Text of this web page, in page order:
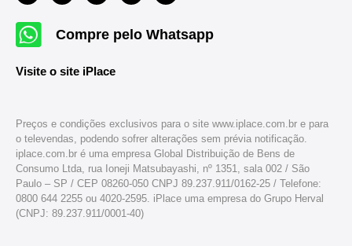
Compre pelo Whatsapp
Visite o site iPlace
Preços e condições exclusivos para o site www.iplace.com.br e para
o televendas, podendo sofrer alterações sem prévia notificação.
iplace.com.br é uma empresa Global Distribuição de Bens de
Consumo Ltda, rua Ioneji Matsubayashi, nº 1351, sala 002 / São
Paulo – SP / CEP 08260-050 CNPJ 89.237.911/0162-25 / Telefone:
0800 644 2255 ou 4020-2595. iPlace uma empresa do Grupo Herval
(CNPJ: 89.237.911/0001-40)